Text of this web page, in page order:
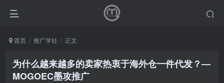
首页 推广学社 正文
为什么越来越多的卖家热衷于海外仓一件代发？—
MOGOEC墨攻推广